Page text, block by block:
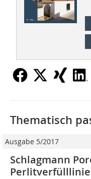
Thematisch
Ausgabe 5/2017
Schlagmann